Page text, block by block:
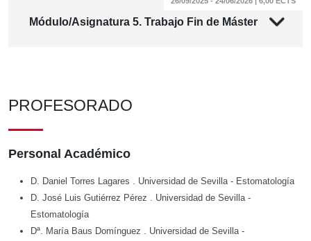
Módulo/Asignatura 5. Trabajo Fin de Máster
PROFESORADO
Personal Académico
D. Daniel Torres Lagares . Universidad de Sevilla - Estomatología
D. José Luis Gutiérrez Pérez
. Universidad de Sevilla -
Estomatología
Dª. María Baus Domínguez
. Universidad de Sevilla -